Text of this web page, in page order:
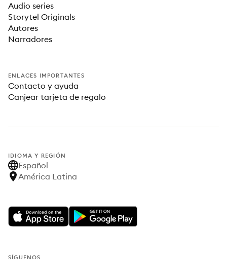
Audio series
Storytel Originals
Autores
Narradores
ENLACES IMPORTANTES
Contacto y ayuda
Canjear tarjeta de regalo
IDIOMA Y REGIÓN
Español
América Latina
SÍGUENOS